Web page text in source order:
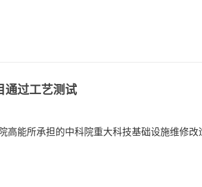
通过工艺测试
高能所承担的中科院重大科技基础设施维修改